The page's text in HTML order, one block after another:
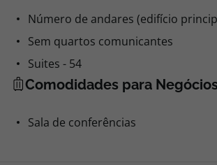
Número de andares (edifício
Sem quartos comunicantes
Suites - 54
Comodidades para
Sala de conferências